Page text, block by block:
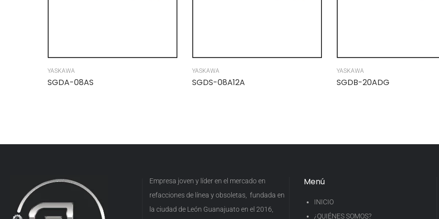
YASKAWA
SGDA-08AS
YASKAWA
SGDS-08A12A
YASKAWA
SGDB-20ADG
Empresa joven y líder en el mercado en
refacciones de línea y obsoletas, fundada en
la ciudad de León Guanajuato en el 2016,
Menú
INICIO
¿QUIÉNES SOMOS?